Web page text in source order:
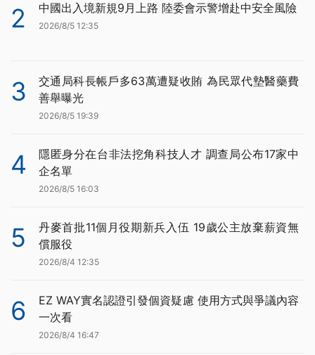
2 中國出入境新規9月上路 陸委會示警增赴中安全風險
2026/8/5 12:35
3
交通局科長帳戶多63萬遭疑收賄 為民眾代墊醫藥費
善舉曝光
2026/8/5 19:39
4
隱匿身分在台非法挖角科技人才 調查局公布17家中
企名單
2026/8/5 16:03
5
丹麥首批11個月役期新兵入伍 19歲公主放棄薪資無
償服役
2026/8/4 12:35
6
EZ WAY實名認證引發個資疑慮 使用方式與爭議內容
一次看
2026/8/4 16:47